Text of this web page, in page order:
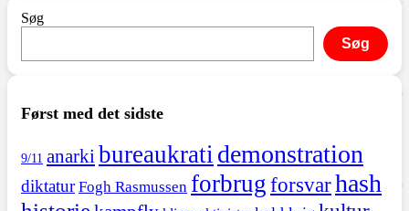
Søg
Søg
Først med det sidste
9/11 anarki bureaukrati demonstration
diktatur Fogh Rasmussen forbrugforsvarhash